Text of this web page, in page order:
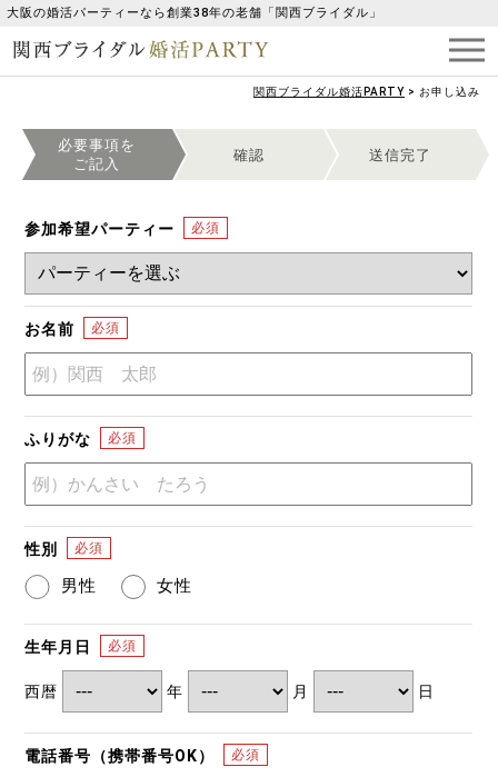
大阪の婚活パーティーなら創業38年の老舗「関西ブライダル」
関西ブライダル婚活PARTY > お申し込み
必要事項を
ご記入
確認 送信完了
参加希望パーティー
お名前
ふりがな
性別
男性 女性
生年月日
西暦 年 月 日
電話番号（携帯番号OK）